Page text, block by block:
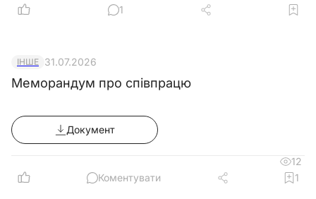
1
ІНШЕ 31.07.2026
Меморандум про співпрацю
Документ
12
Коментувати
1